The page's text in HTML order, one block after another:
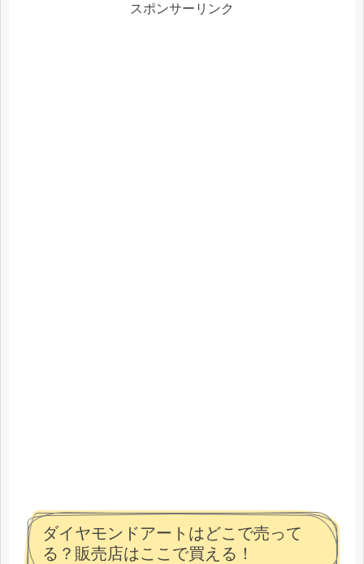
スポンサーリンク
ダイヤモンドアートはどこで売って
る？販売店はここで買える！